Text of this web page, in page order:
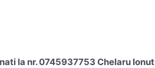
la nr. 0745937753 Chelaru Ionut